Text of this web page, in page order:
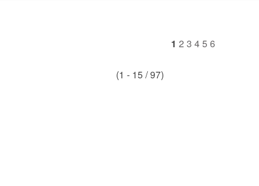
1 2 3 4 5 6
(1 - 15 / 97)